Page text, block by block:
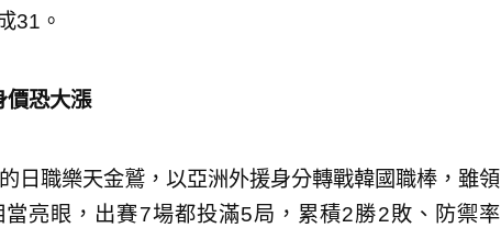
31。
恐大漲
日職樂天金鷲，以亞洲外援身分轉戰韓國職棒，雖領
亮眼，出賽7場都投滿5局，累積2勝2敗、防禦率